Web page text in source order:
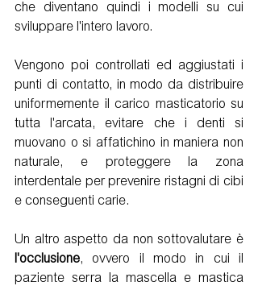
che diventano quindi i modelli su cui
sviluppare l'intero lavoro.
Vengono poi controllati ed aggiustati i
punti di contatto, in modo da distribuire
uniformemente il carico masticatorio su
tutta l'arcata, evitare che i denti si
muovano o si affatichino in maniera non
naturale, e proteggere la zona
interdentale per prevenire ristagni di cibi
e conseguenti carie.
l'occlusione, ovvero il modo in cui il
paziente serra la mascella e mastica